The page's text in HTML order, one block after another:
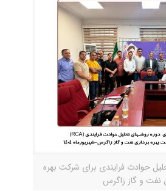
حوادث فرایندی برای شرکت بهره
نفت و گاز زاگرس